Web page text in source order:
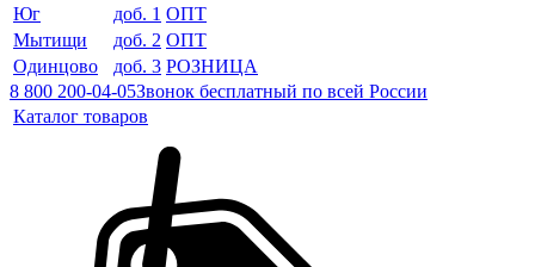
Юг
доб. 1 ОПТ
Мытищи
доб. 2 ОПТ
Одинцово
доб. 3 РОЗНИЦА
8 800 200-04-05Звонок бесплатный по всей России
Каталог товаров